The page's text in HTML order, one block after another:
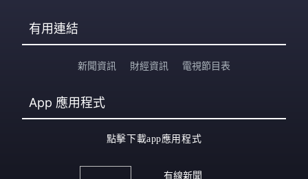
有用連結
新聞資訊 財經資訊 電視節目表
App 應用程式
點擊下載app應用程式
有線新聞